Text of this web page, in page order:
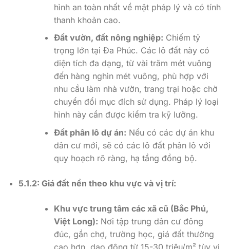
hình an toàn nhất về mặt pháp lý và có tính
thanh khoản cao.
Đất vườn, đất nông nghiệp: Chiếm tỷ
trọng lớn tại Đa Phúc. Các lô đất này có
diện tích đa dạng, từ vài trăm mét vuông
đến hàng nghìn mét vuông, phù hợp với
nhu cầu làm nhà vườn, trang trại hoặc chờ
chuyển đổi mục đích sử dụng. Pháp lý loại
hình này cần được kiểm tra kỹ lưỡng.
Đất phân lô dự án: Nếu có các dự án khu
dân cư mới, sẽ có các lô đất phân lô với
quy hoạch rõ ràng, hạ tầng đồng bộ.
5.1.2: Giá đất nền theo khu vực và vị trí:
Khu vực trung tâm các xã cũ (Bắc Phú,
Việt Long): Nơi tập trung dân cư đông
đúc, gần chợ, trường học, giá đất thường